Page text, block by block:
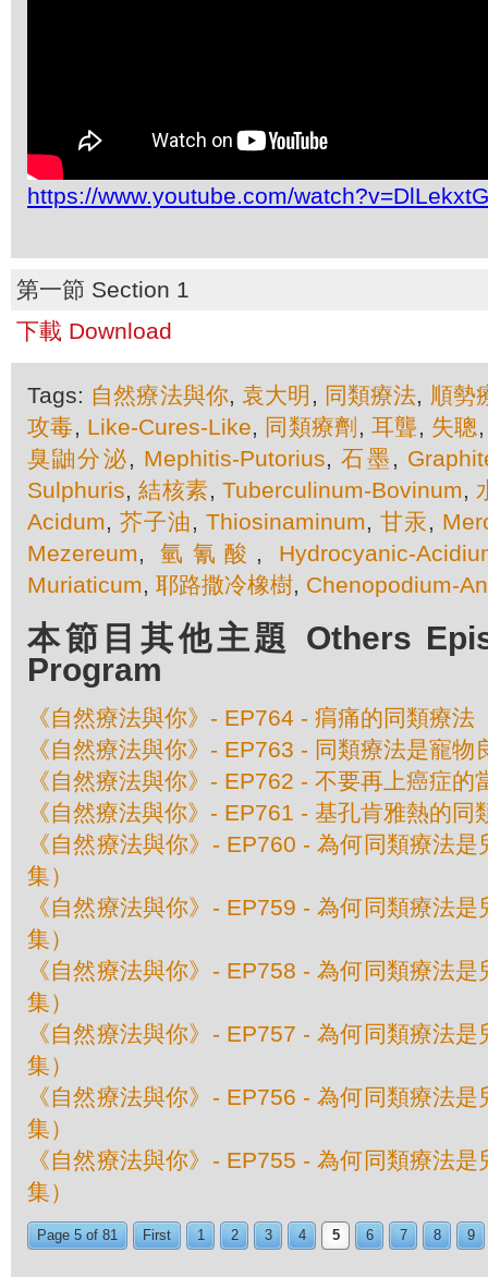
https://www.youtube.com/
第一節 Section 1
下載 Download
Tags: 自然療法與你,袁大明 , 同類療法, 順勢
攻毒, Like-Cures-Like, 同類療劑 , 耳聾, 失聰
臭鼬分泌, Mephitis-Putorius,石墨 ,
Sulphuris,結核素,Tuberculinum-Bovinum,
Acidum, 芥子油, Thiosinaminum, 甘汞,
Mezereum,氫氰酸 , Hydrocyanic-
Muriaticum, 耶路撒冷橡樹, Chenopodium-
本節目其他主題 Others
Program
《自然療法與你》- EP764 - 㾓痛的同類療法
《自然療法與你》- EP763 - 同類療法是寵物
《自然療法與你》- EP762 - 不要再上癌症的
《自然療法與你》- EP761 - 基孔肯雅熱的同
《自然療法與你》- EP760 - 為何同類療法
集）
《自然療法與你》- EP759 - 為何同類療法
集）
《自然療法與你》- EP758 - 為何同類療法
集）
《自然療法與你》- EP757 - 為何同類療法
集）
《自然療法與你》- EP756 - 為何同類療法
集）
《自然療法與你》- EP755 - 為何同類療法
集）
Page 5 of 81 First 1 2 3 4 5 6 7 8 9